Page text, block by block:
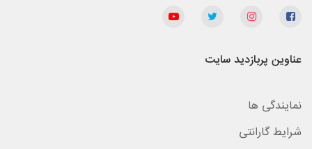
عناوین پربازدید سایت
نمایندگی ها
شرایط گارانتی